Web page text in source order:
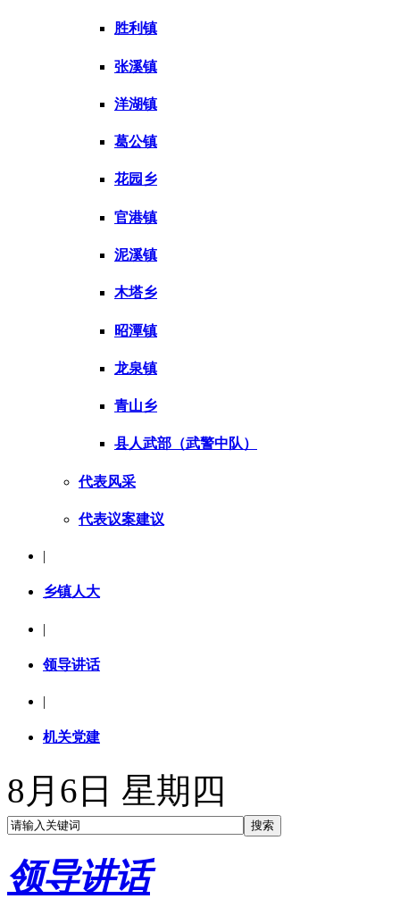
胜利镇
张溪镇
洋湖镇
葛公镇
花园乡
官港镇
泥溪镇
木塔乡
昭潭镇
龙泉镇
青山乡
县人武部（武警中队）
代表风采
代表议案建议
|
乡镇人大
|
领导讲话
|
机关党建
8月6日 星期四
领导讲话